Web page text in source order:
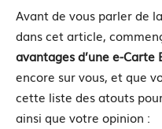
Avant de vous parler de
dans cet article,
avantages d’une e-Carte
encore sur vous, et que
cette liste des atouts
ainsi que votre opinion :